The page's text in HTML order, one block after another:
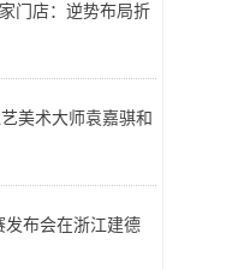
门店：逆势布局折
美术大师袁嘉骐和
发布会在浙江建德